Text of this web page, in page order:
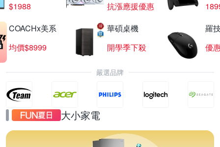
$1988
抗漲應援優惠
COACHx美系
均價$8999
華碩桌機
開學季下殺
羅
優
嚴選品牌
大小家電